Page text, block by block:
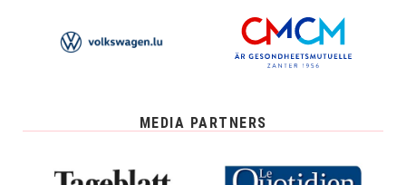
MEDIA PARTNERS